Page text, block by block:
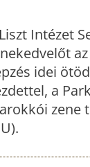
Intézet
az
idei
a
zene